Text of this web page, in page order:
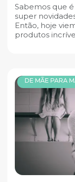
Sabemos que
super
Então, hoje
produtos
DE MÃE PARA